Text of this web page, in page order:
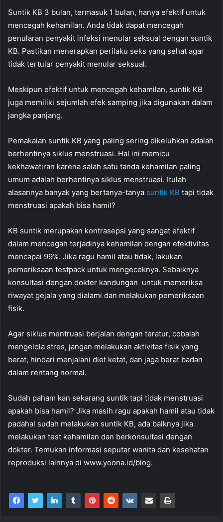
Suntik KB 3 bulan, termasuk 1 bulan, hanya efektif untuk
mencegah kehamilan. Anda tidak dapat mencegah
penularan penyakit infeksi menular seksual dengan suntik
KB. Pastikan menerapkan perilaku seks yang sehat agar
tidak tertular penyakit menular seksual.
Meskipun efektif untuk mencegah kehamilan, suntik KB
juga memiliki sejumlah efek samping jika digunakan dalam
jangka panjang.
Pemakaian suntik KB yang paling sering dikeluhkan adalah
berhentinya siklus menstruasi. Hal ini memicu
kekhawatiran karena salah satu tanda kehamilan paling
umum adalah berhentinya siklus menstruasi. Itulah
alasannya banyak yang bertanya-tanya suntik KB tapi tidak
menstruasi apakah bisa hamil?
KB suntik merupakan kontrasepsi yang sangat efektif
dalam mencegah terjadinya kehamilan dengan efektivitas
mencapai 99%. Jika ragu hamil atau tidak, lakukan
pemeriksaan testpack untuk mengeceknya. Sebaiknya
konsultasi dengan dokter kandungan untuk memeriksa
riwayat gejala yang dialami dan melakukan pemeriksaan
fisik.
Agar siklus mentruasi berjalan dengan teratur, cobalah
mengelola stres, jangan melakukan aktivitas fisik yang
berat, hindari menjalani diet ketat, dan jaga berat badan
dalam rentang normal.
Sudah paham kan sekarang suntik tapi tidak menstruasi
apakah bisa hamil? Jika masih ragu apakah hamil atau tidak
padahal sudah melakukan suntik KB, ada baiknya jika
melakukan test kehamilan dan berkonsultasi dengan
dokter. Temukan informasi seputar wanita dan kesehatan
reproduksi lainnya di www.yoona.id/blog.